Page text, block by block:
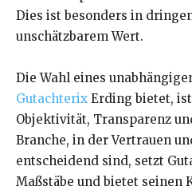
Dies ist besonders in
unschätzbarem Wert.
Die Wahl eines
Gutachterix Erding bietet,
Objektivität, Transparenz
Branche, in der Vertrauen
entscheidend sind, setzt
Maßstäbe und bietet seinen